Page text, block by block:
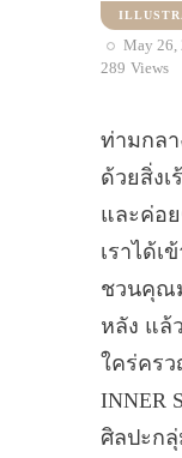
May 26,
289 Views
ท่ามกลา
ด้วยสิ่งเ
และค่อ
เราได้เ
ชวนคุณ
หลัง แล้
ใคร่คร
INNER
ศิลปะก